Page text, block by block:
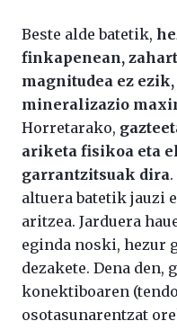
Beste alde batetik,
finkapenean,
magnitudea ez
mineralizazio
Horretarako,
ariketa fisikoa eta
garrantzitsuak dira
altuera batetik jauzi
aritzea. Jarduera
eginda noski, hezur
dezakete. Dena
konektiboaren
osotasunarentzat